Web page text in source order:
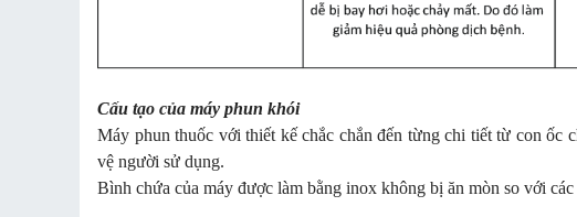
Cấu tạo của máy phun khói
Máy phun thuốc với thiết kế chắc chắn đến từng chi tiết từ con ốc
vệ người sử dụng.
Bình chứa của máy được làm bằng inox không bị ăn mòn so với